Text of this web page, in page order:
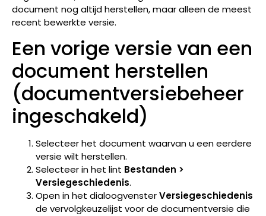
document nog altijd herstellen, maar alleen de meest
recent bewerkte versie.
Een vorige versie van een
document herstellen
(documentversiebeheer
ingeschakeld)
Selecteer het document waarvan u een eerdere
versie wilt herstellen.
Selecteer in het lint Bestanden >
Versiegeschiedenis.
Open in het dialoogvensterVersiegeschiedenis
de vervolgkeuzelijst voor de documentversie die